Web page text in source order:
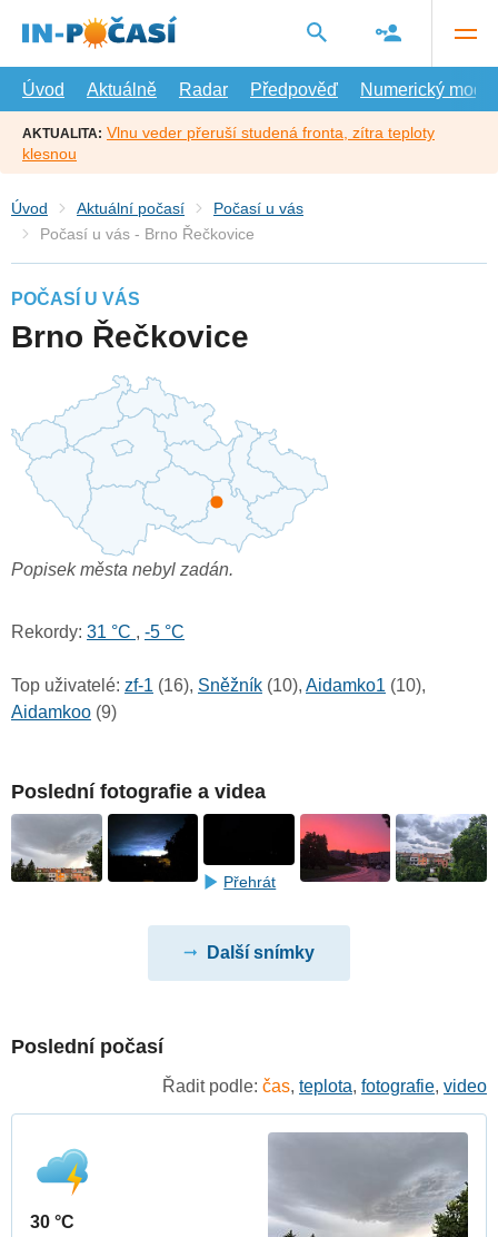
hlavní
Úvod
Aktuálně Radar Předpověď Numerický model
AKTUALITA: Vlnu veder přeruší studená fronta, zítra teploty
klesnou
Úvod Aktuální počasí
Počasí u vás
Počasí u vás - Brno Řečkovice
POČASÍ U VÁS
Brno Řečkovice
Popisek města nebyl zadán.
Rekordy: 31 °C , -5 °C
Top uživatelé: zf-1 (16), Sněžník (10), Aidamko1 (10),
Aidamkoo (9)
Poslední fotografie a videa
Přehrát
Další snímky
Poslední počasí
Řadit podle: čas, teplota, fotografie, video
30 °C